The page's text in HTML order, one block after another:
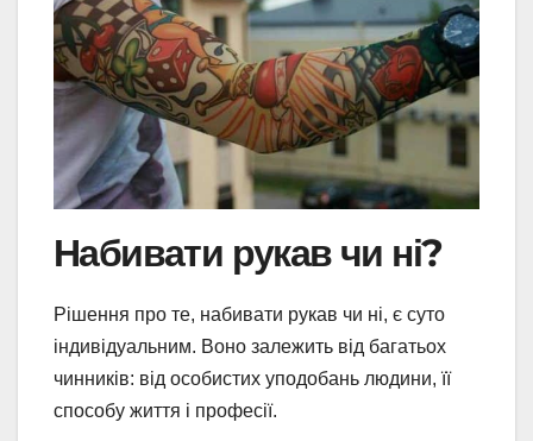
Набивати рукав чи ні?
Рішення про те, набивати рукав чи ні, є суто
індивідуальним. Воно залежить від багатьох
чинників: від особистих уподобань людини, її
способу життя і професії.